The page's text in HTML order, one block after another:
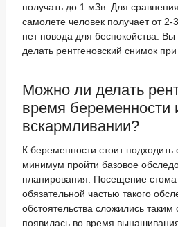
получать до 1 мЗв. Для
самолете человек получает от
нет повода для беспокойства.
делать рентгеновский снимок
Можно ли делать
время беременности
вскармливании?
К беременности стоит подходить
минимум пройти базовое
планирования. Посещение
обязательной частью такого
обстоятельства сложились
появилась во время